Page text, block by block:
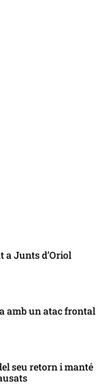
a Junts d’Oriol
amb un atac frontal
seu retorn i manté